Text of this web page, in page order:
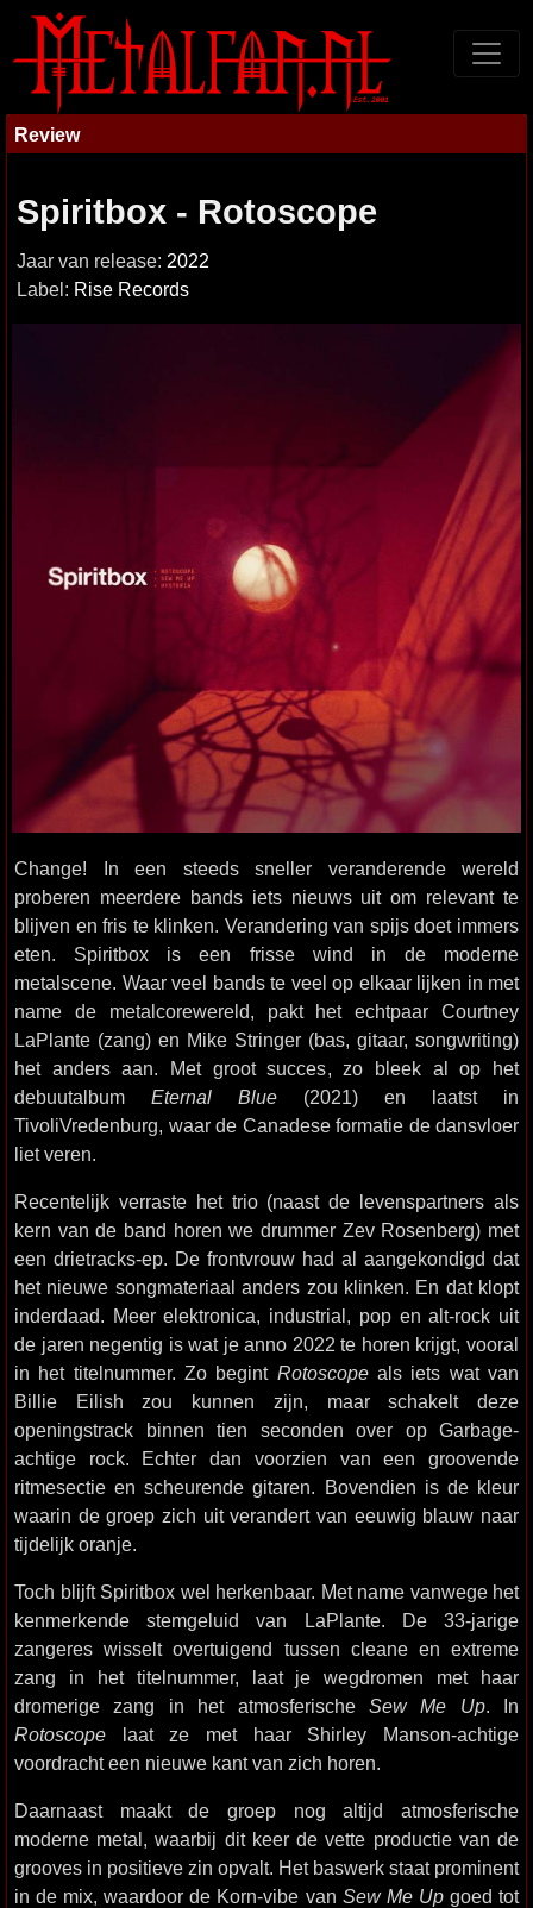
Review
Spiritbox - Rotoscope
Jaar van release: 2022
Label: Rise Records
Change! In een steeds sneller veranderende wereld
proberen meerdere bands iets nieuws uit om relevant te
blijven en fris te klinken. Verandering van spijs doet immers
eten. Spiritbox is een frisse wind in de moderne
metalscene. Waar veel bands te veel op elkaar lijken in met
name de metalcorewereld, pakt het echtpaar Courtney
LaPlante (zang) en Mike Stringer (bas, gitaar, songwriting)
het anders aan. Met groot succes, zo bleek al op het
debuutalbum Eternal Blue (2021) en laatst in
TivoliVredenburg, waar de Canadese formatie de dansvloer
liet veren.
Recentelijk verraste het trio (naast de levenspartners als
kern van de band horen we drummer Zev Rosenberg) met
een drietracks-ep. De frontvrouw had al aangekondigd dat
het nieuwe songmateriaal anders zou klinken. En dat klopt
inderdaad. Meer elektronica, industrial, pop en alt-rock uit
de jaren negentig is wat je anno 2022 te horen krijgt, vooral
in het titelnummer. Zo begint Rotoscopeals iets wat van
Billie Eilish zou kunnen zijn, maar schakelt deze
openingstrack binnen tien seconden over op Garbage-
achtige rock. Echter dan voorzien van een groovende
ritmesectie en scheurende gitaren. Bovendien is de kleur
waarin de groep zich uit verandert van eeuwig blauw naar
tijdelijk oranje.
Toch blijft Spiritbox wel herkenbaar. Met name vanwege het
kenmerkende stemgeluid van LaPlante. De 33-jarige
zangeres wisselt overtuigend tussen cleane en extreme
zang in het titelnummer, laat je wegdromen met haar
dromerige zang in het atmosferische Sew Me Up. In
Rotoscope laat ze met haar Shirley Manson-achtige
voordracht een nieuwe kant van zich horen.
Daarnaast maakt de groep nog altijd atmosferische
moderne metal, waarbij dit keer de vette productie van de
grooves in positieve zin opvalt. Het baswerk staat prominent
in de mix, waardoor de Korn-vibe van Sew Me Upgoed tot